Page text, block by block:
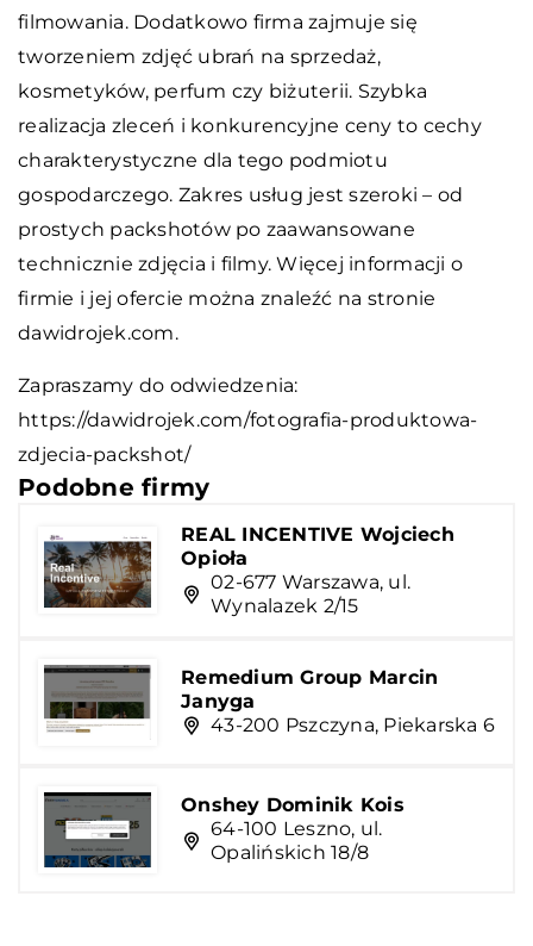
filmowania. Dodatkowo firma zajmuje się
tworzeniem zdjęć ubrań na sprzedaż,
kosmetyków, perfum czy biżuterii. Szybka
realizacja zleceń i konkurencyjne ceny to cechy
charakterystyczne dla tego podmiotu
gospodarczego. Zakres usług jest szeroki – od
prostych packshotów po zaawansowane
technicznie zdjęcia i filmy. Więcej informacji o
firmie i jej ofercie można znaleźć na stronie
dawidrojek.com.
Zapraszamy do odwiedzenia:
https://dawidrojek.com/fotografia-produktowa-
zdjecia-packshot/
Podobne firmy
REAL INCENTIVE Wojciech
Opioła
02-677 Warszawa, ul.
Wynalazek 2/15
Remedium Group Marcin
Janyga
43-200 Pszczyna, Piekarska 6
Onshey Dominik Kois
64-100 Leszno, ul.
Opalińskich 18/8